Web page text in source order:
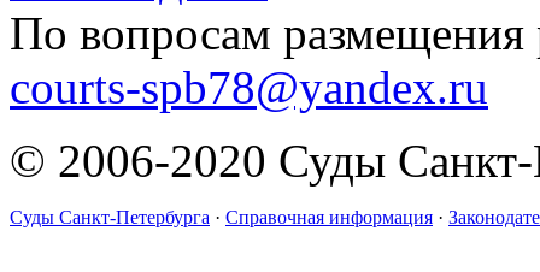
По вопросам размещения
courts-spb78@yandex.ru
© 2006-2020 Суды Санкт-
Суды Санкт-Петербурга · Справочная информация ·